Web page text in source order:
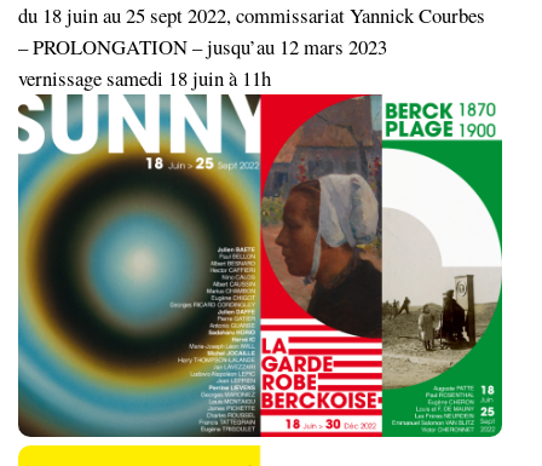
du 18 juin au 25 sept 2022, commissariat Yannick Courbes
– PROLONGATION – jusqu’au 12 mars 2023
vernissage samedi 18 juin à 11h